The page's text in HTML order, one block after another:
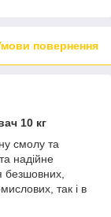
повернення
10 кг
смолу та
надійне
безшовних,
так і в